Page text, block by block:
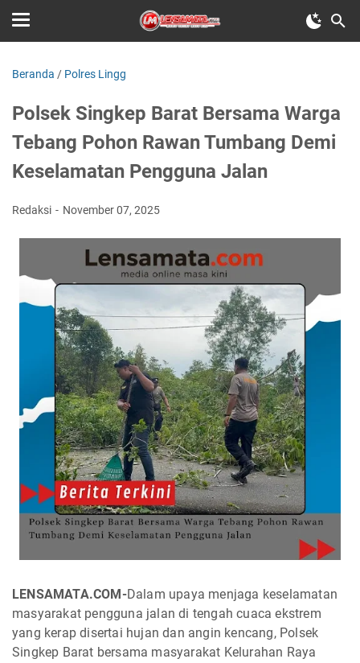
Beranda / Polres Lingg
Polsek Singkep Barat Bersama Warga
Tebang Pohon Rawan Tumbang Demi
Keselamatan Pengguna Jalan
Redaksi November 07, 2025
LENSAMATA.COM-Dalam upaya menjaga keselamatan
masyarakat pengguna jalan di tengah cuaca ekstrem
yang kerap disertai hujan dan angin kencang, Polsek
Singkep Barat bersama masyarakat Kelurahan Raya